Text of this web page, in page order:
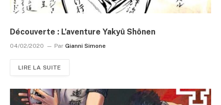
Découverte : L’aventure Yakyû Shônen
04/02/2020 Par Gianni Simone
LIRE LA SUITE